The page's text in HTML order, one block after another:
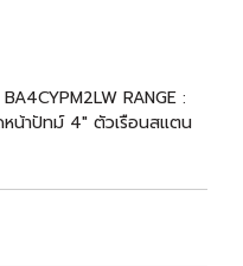
RANGE :
น้าปัทม์ 4" ตัวเรือนสแตน